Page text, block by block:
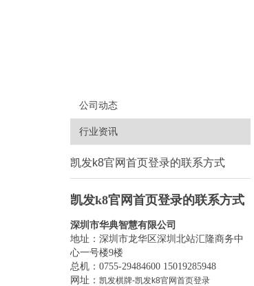
公司动态
行业资讯
凯发k8官网首页登录的联系方式
凯发k8官网首页登录的联系方式
深圳市华典智慧有限公司
地址：深圳市龙华区深圳北站汇隆商务中
心一号楼9楼
总机：0755-29484600 15019285948
网址： 凯发棋牌-凯发k8官网首页登录